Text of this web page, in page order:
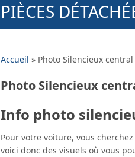
PIÈCES
Accueil » Photo Silencieux
Photo Silencieux
Info photo
Pour votre voiture, vous
voici donc des visuels où vous